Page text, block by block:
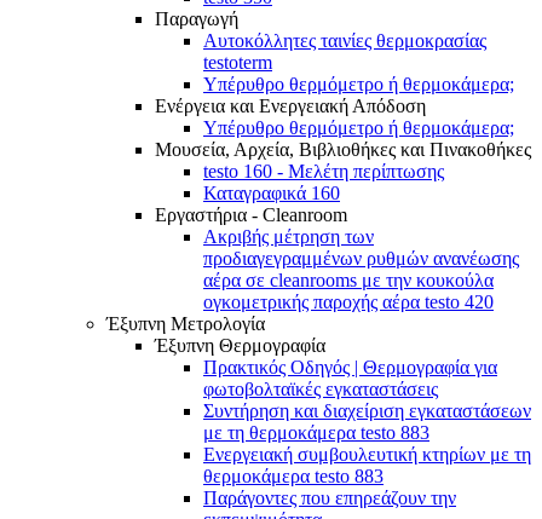
Παραγωγή
Αυτοκόλλητες ταινίες θερμοκρασίας
testoterm
Υπέρυθρο θερμόμετρο ή θερμοκάμερα;
Ενέργεια και Ενεργειακή Απόδοση
Υπέρυθρο θερμόμετρο ή θερμοκάμερα;
Μουσεία, Αρχεία, Βιβλιοθήκες και Πινακοθήκες
testo 160 - Μελέτη περίπτωσης
Καταγραφικά 160
Εργαστήρια - Cleanroom
Ακριβής μέτρηση των
προδιαγεγραμμένων ρυθμών ανανέωσης
αέρα σε cleanrooms με την κουκούλα
ογκομετρικής παροχής αέρα testo 420
Έξυπνη Μετρολογία
Έξυπνη Θερμογραφία
Πρακτικός Οδηγός | Θερμογραφία για
φωτοβολταϊκές εγκαταστάσεις
Συντήρηση και διαχείριση εγκαταστάσεων
με τη θερμοκάμερα testo 883
Ενεργειακή συμβουλευτική κτηρίων με τη
θερμοκάμερα testo 883
Παράγοντες που επηρεάζουν την